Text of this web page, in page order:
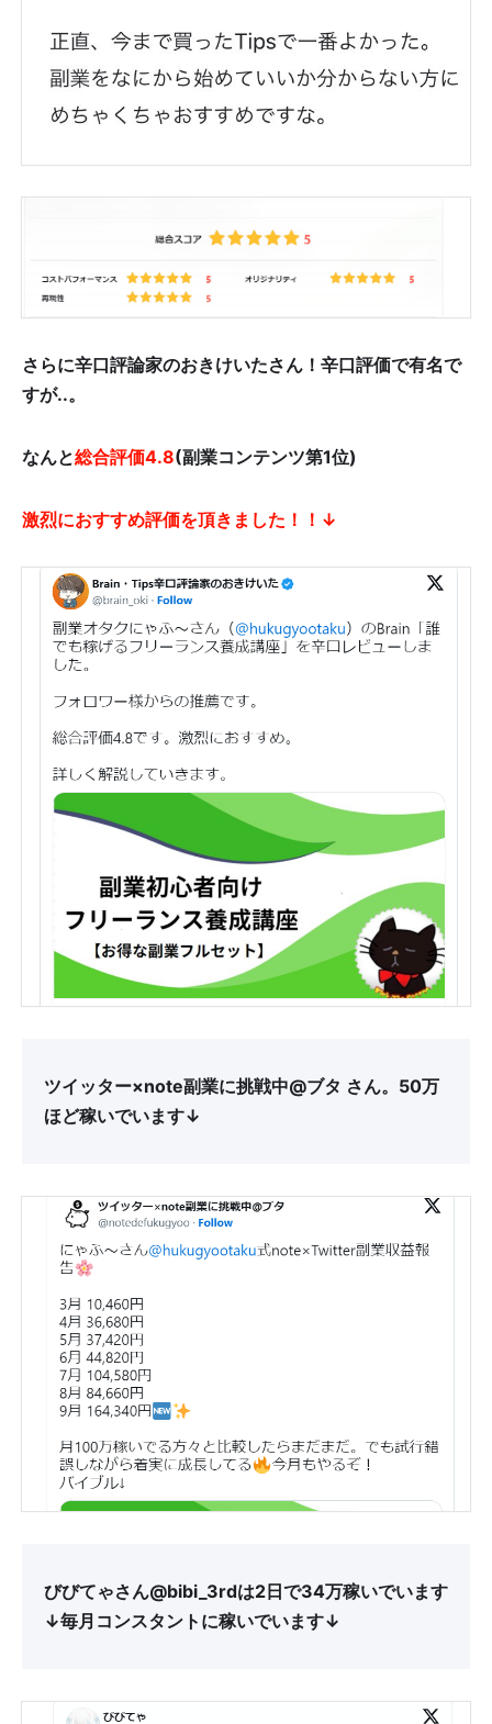
さらに辛口評論家のおきけいたさん！ 辛口評価で有名で
すが..。
なんと総合評価4.8(副業コンテンツ第1位)
激烈におすすめ評価を頂きました！！↓
ツイッター×note副業に挑戦中@ブタ さん。50万
ほど稼いでいます↓
びびてゃさん@bibi_3rdは2日で34万稼いでいます
↓毎月コンスタントに稼いでいます↓